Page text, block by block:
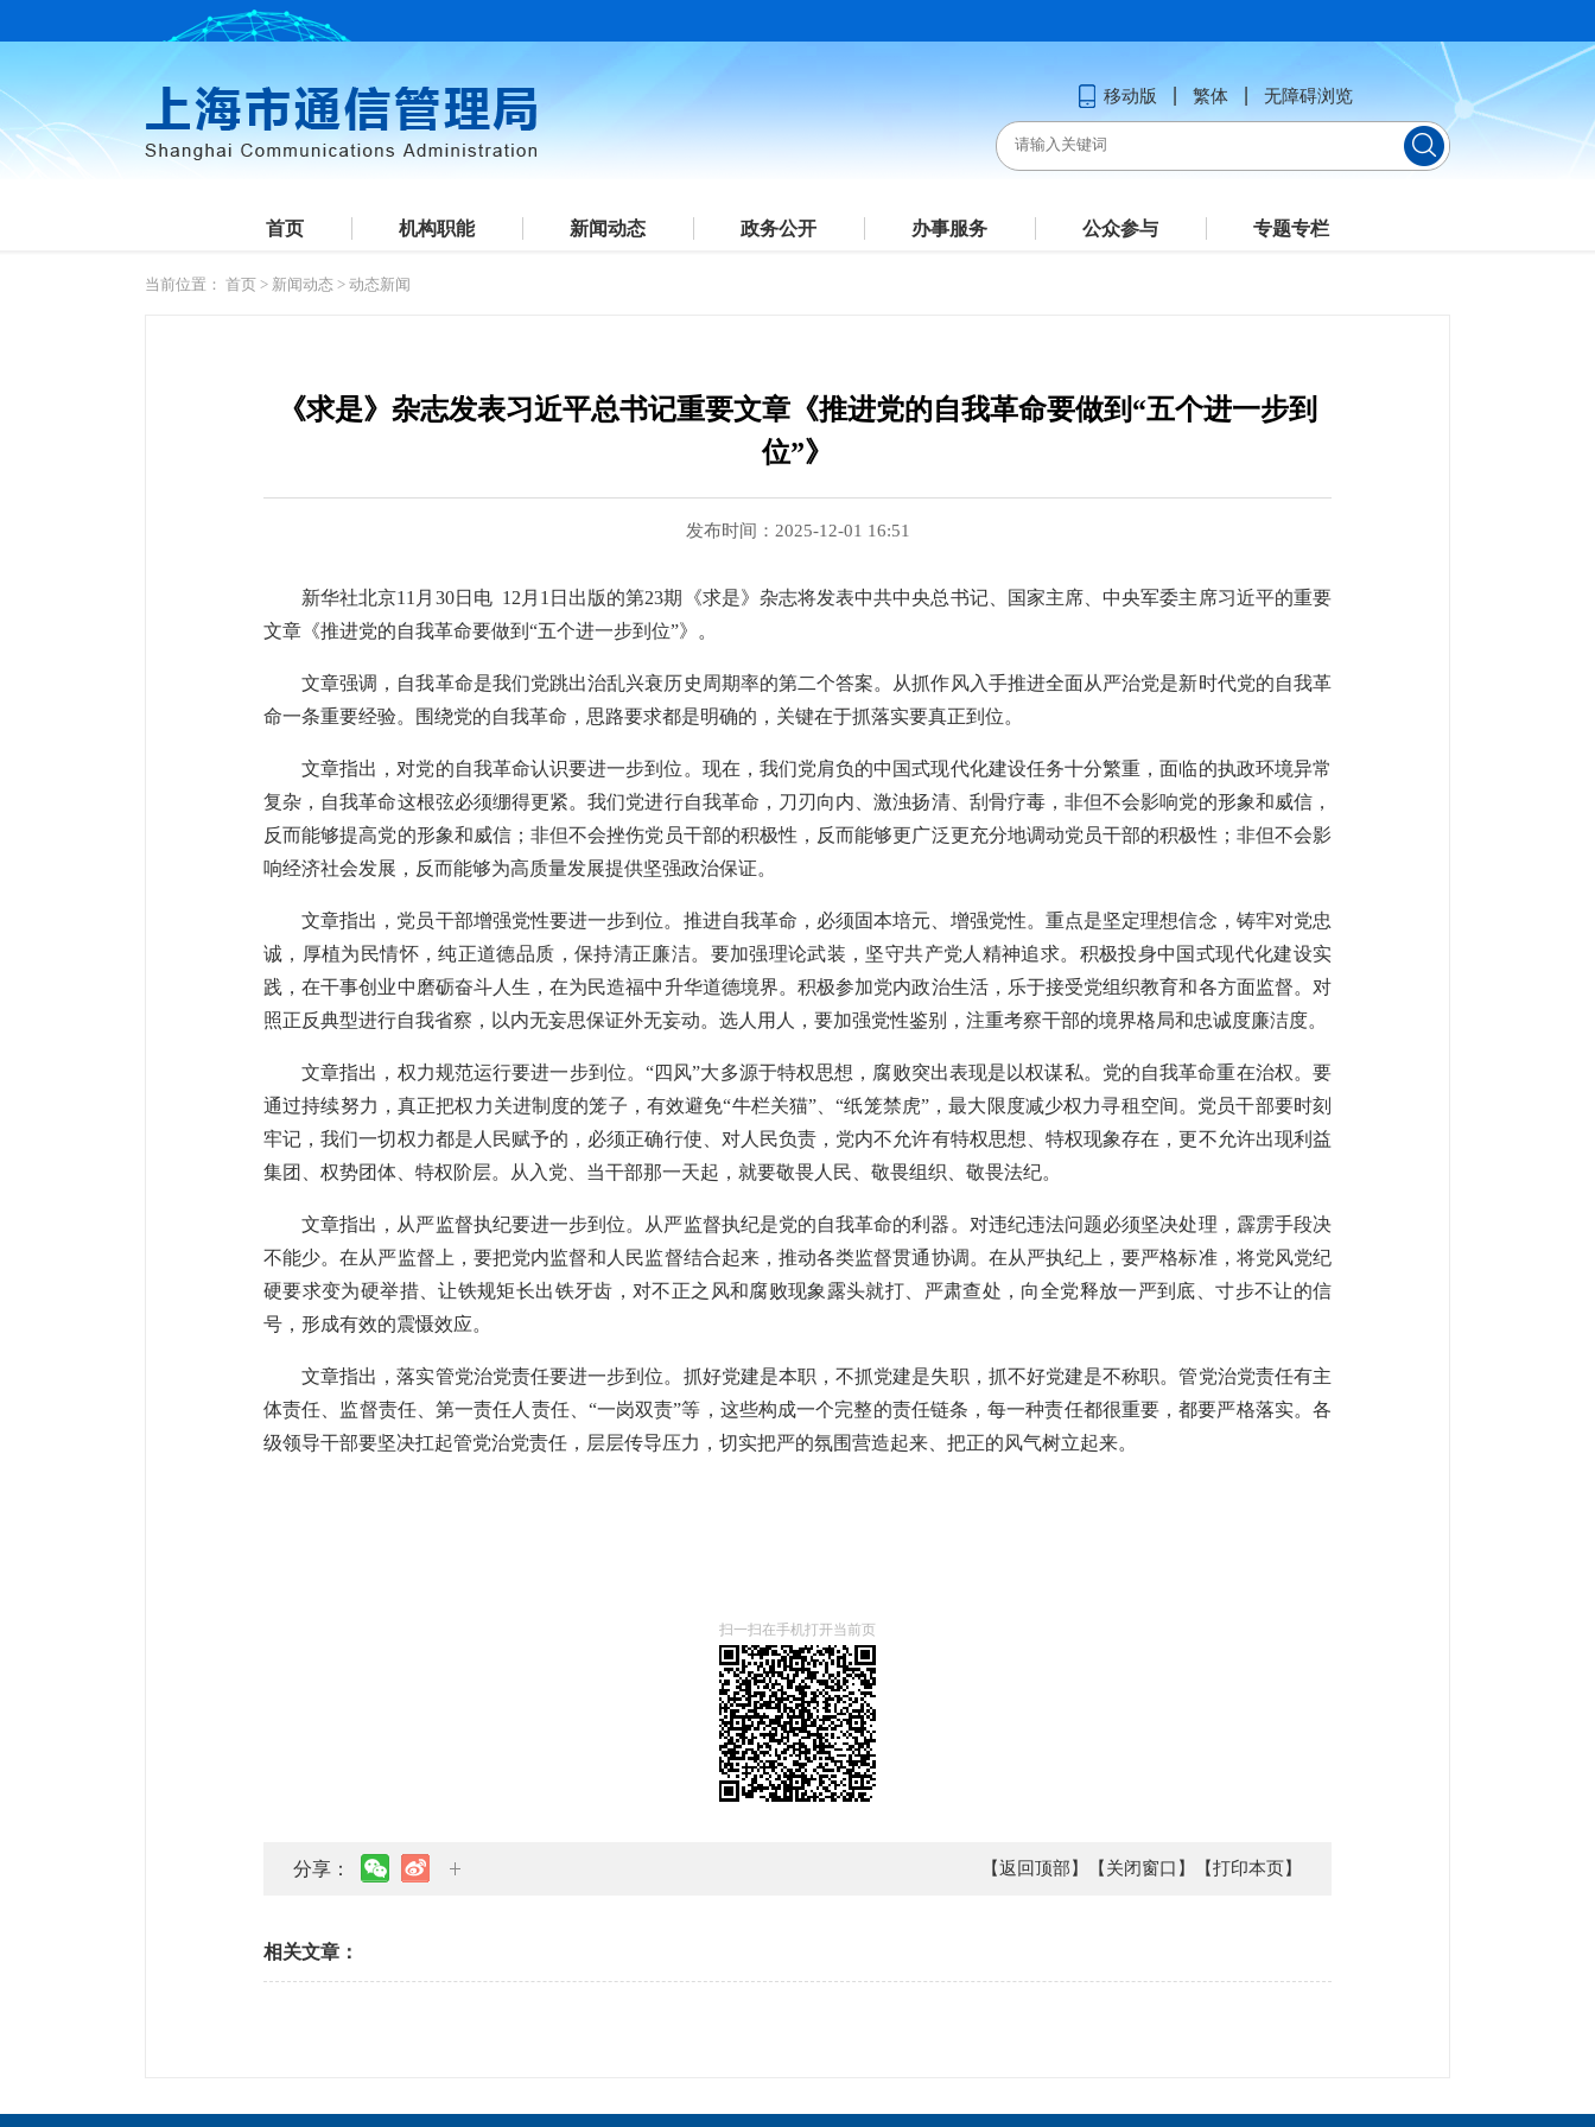
移动版 繁体 无障碍浏览
首页 机构职能 新闻动态 政务公开 办事服务 公众参与 专题专栏
当前位置： 首页 > 新闻动态 > 动态新闻
《求是》杂志发表习近平总书记重要文章《推进党的自我革命要做到“五个进一步到
位”》
发布时间：2025-12-01 16:51
新华社北京11月30日电 12月1日出版的第23期《求是》杂志将发表中共中央总书记、国家主席、中央军委主席习近平的重要
文章《推进党的自我革命要做到“五个进一步到位”》。
文章强调，自我革命是我们党跳出治乱兴衰历史周期率的第二个答案。从抓作风入手推进全面从严治党是新时代党的自我革
命一条重要经验。围绕党的自我革命，思路要求都是明确的，关键在于抓落实要真正到位。
文章指出，对党的自我革命认识要进一步到位。现在，我们党肩负的中国式现代化建设任务十分繁重，面临的执政环境异常
复杂，自我革命这根弦必须绷得更紧。我们党进行自我革命，刀刃向内、激浊扬清、刮骨疗毒，非但不会影响党的形象和威信，
反而能够提高党的形象和威信；非但不会挫伤党员干部的积极性，反而能够更广泛更充分地调动党员干部的积极性；非但不会影
响经济社会发展，反而能够为高质量发展提供坚强政治保证。
文章指出，党员干部增强党性要进一步到位。推进自我革命，必须固本培元、增强党性。重点是坚定理想信念，铸牢对党忠
诚，厚植为民情怀，纯正道德品质，保持清正廉洁。要加强理论武装，坚守共产党人精神追求。积极投身中国式现代化建设实
践，在干事创业中磨砺奋斗人生，在为民造福中升华道德境界。积极参加党内政治生活，乐于接受党组织教育和各方面监督。对
照正反典型进行自我省察，以内无妄思保证外无妄动。选人用人，要加强党性鉴别，注重考察干部的境界格局和忠诚度廉洁度。
文章指出，权力规范运行要进一步到位。“四风”大多源于特权思想，腐败突出表现是以权谋私。党的自我革命重在治权。要
通过持续努力，真正把权力关进制度的笼子，有效避免“牛栏关猫”、“纸笼禁虎”，最大限度减少权力寻租空间。党员干部要时刻
牢记，我们一切权力都是人民赋予的，必须正确行使、对人民负责，党内不允许有特权思想、特权现象存在，更不允许出现利益
集团、权势团体、特权阶层。从入党、当干部那一天起，就要敬畏人民、敬畏组织、敬畏法纪。
文章指出，从严监督执纪要进一步到位。从严监督执纪是党的自我革命的利器。对违纪违法问题必须坚决处理，霹雳手段决
不能少。在从严监督上，要把党内监督和人民监督结合起来，推动各类监督贯通协调。在从严执纪上，要严格标准，将党风党纪
硬要求变为硬举措、让铁规矩长出铁牙齿，对不正之风和腐败现象露头就打、严肃查处，向全党释放一严到底、寸步不让的信
号，形成有效的震慑效应。
文章指出，落实管党治党责任要进一步到位。抓好党建是本职，不抓党建是失职，抓不好党建是不称职。管党治党责任有主
体责任、监督责任、第一责任人责任、“一岗双责”等，这些构成一个完整的责任链条，每一种责任都很重要，都要严格落实。各
级领导干部要坚决扛起管党治党责任，层层传导压力，切实把严的氛围营造起来、把正的风气树立起来。
扫一扫在手机打开当前页
分享： 【返回顶部】 【关闭窗口】 【打印本页】
相关文章：